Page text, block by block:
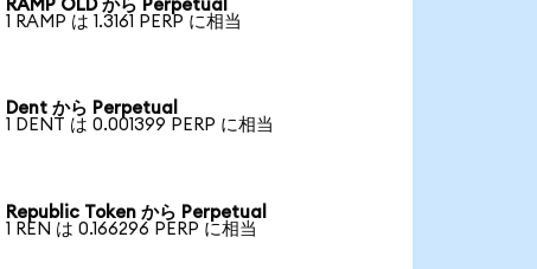
RAMP OLD から Perpetual
1 RAMP は 1.3161 PERP に相当
Dent から Perpetual
1 DENT は 0.001399 PERP に相当
Republic Token から Perpetual
1 REN は 0.166296 PERP に相当